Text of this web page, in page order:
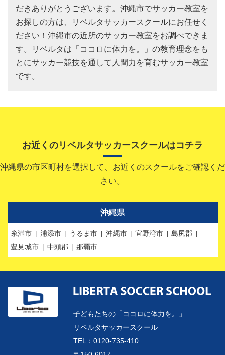
だきありがとうございます。沖縄市でサッカー教室を
お探しの方は、リベルタサッカースクールにお任せく
ださい！沖縄市の近所のサッカー教室をお調べできま
す。リベルタは「ココロに体力を。」の教育理念をも
とにサッカー競技を通して人間力を育むサッカー教室
です。
お近くのリベルタサッカースクールはコチラ
沖縄県の市区町村を選択して、お近くのスクールをご確認くだ
さい。
沖縄県
糸満市 浦添市 うるま市 沖縄市 宜野湾市
島尻郡
豊見城市
中頭郡 那覇市
子どもたちの「ココロに体力を。」
リベルタサッカースクール
TEL：0120-735-410